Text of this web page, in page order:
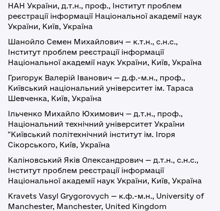
НАН України, д.т.н., проф., Інститут проблем
реєстрації інформації Національної академії наук
України, Київ, Україна
Шанойло Семен Михайлович — к.т.н., с.н.с.,
Інститут проблем реєстрації інформації
Національної академії наук України, Київ, Україна
Григорук Валерій Іванович — д.ф.-м.н., проф.,
Київський національний університет ім. Тараса
Шевченка, Київ, Україна
Ільченко Михайло Юхимович — д.т.н., проф.,
Національний технічний університет України
"Київський політехнічний інститут ім. Ігоря
Сікорського, Київ, Україна
Каліновський Яків Олександрович — д.т.н., с.н.с.,
Інститут проблем реєстрації інформації
Національної академії наук України, Київ, Україна
Kravets Vasyl Grygorovych — к.ф.-м.н., University of
Manchester, Manchester, United Kingdom